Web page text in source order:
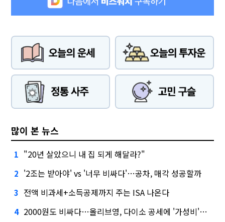
많이 본 뉴스
1 "20년 살았으니 내 집 되게 해달라?"
2 '2조는 받아야' vs '너무 비싸다'…공차, 매각 성공할까
3 전액 비과세+소득공제까지 주는 ISA 나온다
4 2000원도 비싸다…올리브영, 다이소 공세에 '가성비'로 맞불